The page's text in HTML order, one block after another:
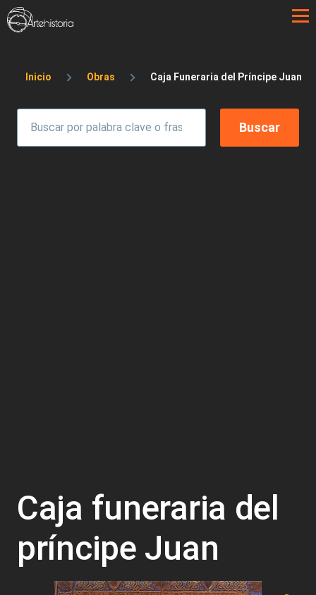
Pasar al contenido principal
Sobrescribir enlaces de ayuda a la
Inicio Obras Caja Funeraria del Príncipe Juan
Caja funeraria del
príncipe Juan